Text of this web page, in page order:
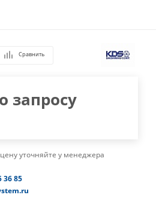
Сравнить
запросу
уточняйте у менеджера
36 85